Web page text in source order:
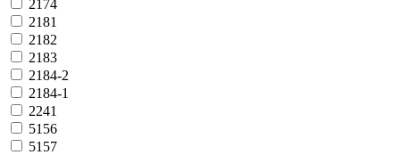
2174
2181
2182
2183
2184-2
2184-1
2241
5156
5157